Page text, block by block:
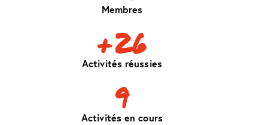
Membres
Activités réussies
+26
Activités en cours
9